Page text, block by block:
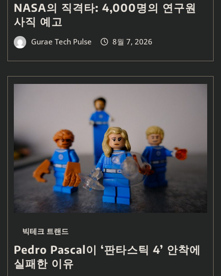
NASA의 직격타: 4,000명의 연구원
사직 예고
Gurae Tech Pulse 8월 7, 2026
빅테크 트랜드
Pedro Pascal이 ‘판타스틱 4’ 안착에
실패한 이유